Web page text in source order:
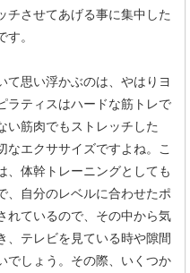
チさせてあげる事に集中した
。
て思い浮かぶのは、やはりヨ
ラティスはハードな筋トレで
い筋肉でもストレッチした
なエクササイズですよね。こ
、体幹トレーニングとしても
、自分のレベルに合わせたポ
れているので、その中から気
、テレビを見ている時や隙間
でしょう。その際、いくつか